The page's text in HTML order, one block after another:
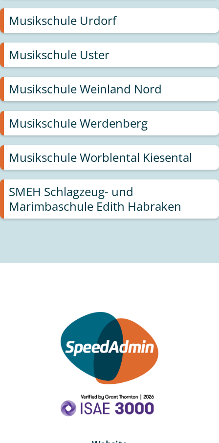
Musikschule Urdorf
Musikschule Uster
Musikschule Weinland Nord
Musikschule Werdenberg
Musikschule Worblental Kiesental
SMEH Schlagzeug- und
Marimbaschule Edith Habraken